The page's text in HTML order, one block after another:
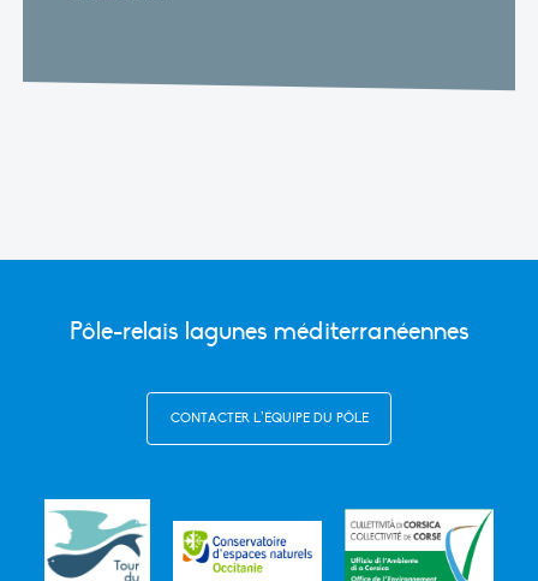
Pôle-relais lagunes méditerranéennes
CONTACTER L’ÉQUIPE DU PÔLE